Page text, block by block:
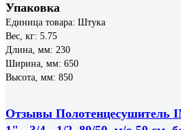
Упаковка
Единица товара: Штука
Вес, кг: 5.75
Длина, мм: 230
Ширина, мм: 650
Высота, мм: 850
Отзывы Полотенцесушитель